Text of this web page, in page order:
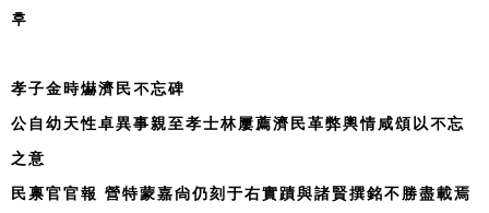
후
孝子金時爀濟民不忘碑
公自幼天性卓異事親至孝士林屢薦濟民革弊輿情咸頌以不忘
之意
民禀官官報 營特蒙嘉尙仍刻于右實蹟與諸賢撰銘不勝盡載焉